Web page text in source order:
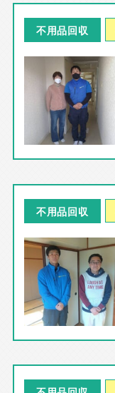
不用品回収
不用品回収